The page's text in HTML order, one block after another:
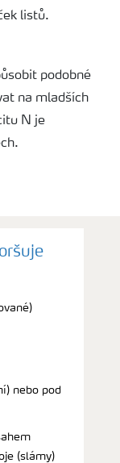
listů.
podobné
na mladších
N je
nebo pod
(slámy)